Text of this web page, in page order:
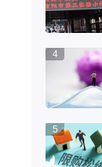
4
5